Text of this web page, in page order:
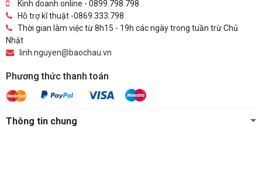
Kinh doanh online - 0899.798.798
Hỗ trợ kĩ thuật -0869.333.798
Thời gian làm việc từ 8h15 - 19h các ngày trong tuần trừ Chủ
Nhật
linh.nguyen@baochau.vn
Phương thức thanh toán
Thông tin chung